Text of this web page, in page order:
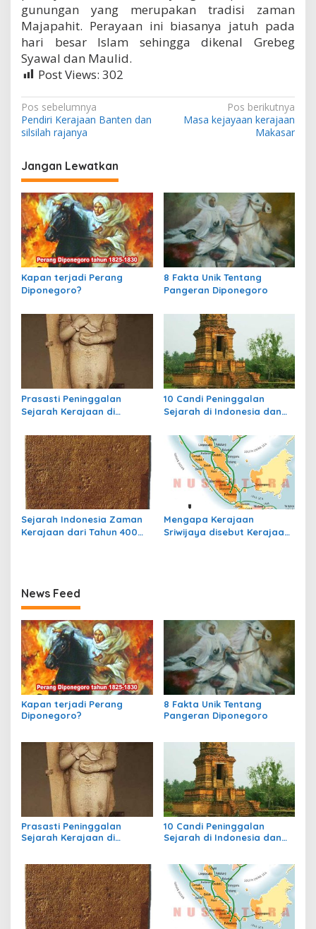
gunungan yang merupakan tradisi zaman
Majapahit. Perayaan ini biasanya jatuh pada
hari besar Islam sehingga dikenal Grebeg
Syawal dan Maulid.
Post Views: 302
N
a
i
g
a
s
i
p
o
s
Pos sebelumnya
Pendiri Kerajaan Banten dan
silsilah rajanya
Pos berikutnya
Masa kejayaan kerajaan
Makasar
Jangan Lewatkan
Kapan terjadi Perang
Diponegoro?
8 Fakta Unik Tentang
Pangeran Diponegoro
Prasasti Peninggalan
Sejarah Kerajaan di
10 Candi Peninggalan
Sejarah di Indonesia dan
Sejarah Indonesia Zaman
Kerajaan dari Tahun 400
Mengapa Kerajaan
Sriwijaya disebut Kerajaan
News Feed
Kapan terjadi Perang
Diponegoro?
8 Fakta Unik Tentang
Pangeran Diponegoro
Prasasti Peninggalan
Sejarah Kerajaan di
10 Candi Peninggalan
Sejarah di Indonesia dan